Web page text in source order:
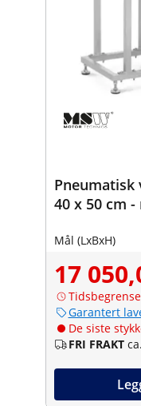
Pneumatisk
40 x 50 cm
Mål (LxBxH)
17
Garantert
De siste
FRI FRAKT